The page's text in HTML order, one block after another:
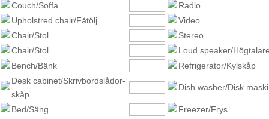
Couch/Soffa
Radio
Upholstred chair/Fåtölj
Video
Chair/Stol
Stereo
Chair/Stol
Loud speaker/
Bench/Bänk
Refrigerator/Kylskåp
Desk cabinet/Skrivbordslådor-
skåp
Dish washer/Disk
Bed/Säng Freezer/Frys